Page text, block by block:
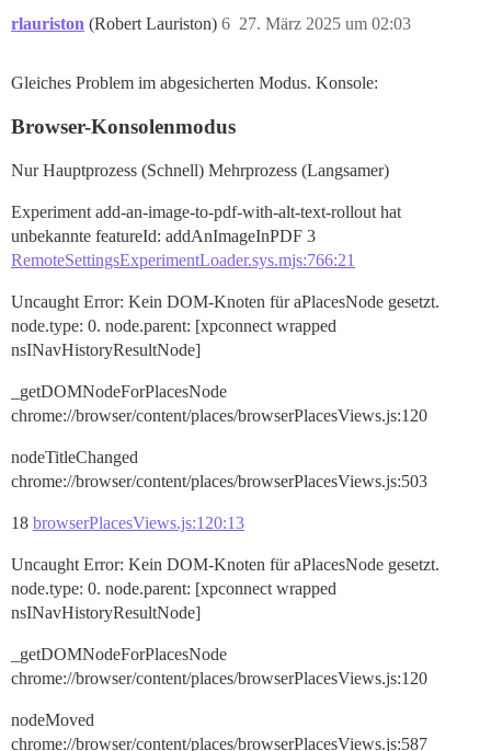
rlauriston (Robert Lauriston) 27. März 2025 um 02:03
6
Gleiches Problem im abgesicherten Modus. Konsole:
Browser-Konsolenmodus
Nur Hauptprozess (Schnell) Mehrprozess (Langsamer)
Experiment add-an-image-to-pdf-with-alt-text-rollout hat
unbekannte featureId: addAnImageInPDF 3
RemoteSettingsExperimentLoader.sys.mjs:766:21
Uncaught Error: Kein DOM-Knoten für aPlacesNode gesetzt.
node.type: 0. node.parent: [xpconnect wrapped
nsINavHistoryResultNode]
_getDOMNodeForPlacesNode
chrome://browser/content/places/browserPlacesViews.js:120
nodeTitleChanged
chrome://browser/content/places/browserPlacesViews.js:503
18 browserPlacesViews.js:120:13
Uncaught Error: Kein DOM-Knoten für aPlacesNode gesetzt.
node.type: 0. node.parent: [xpconnect wrapped
nsINavHistoryResultNode]
_getDOMNodeForPlacesNode
chrome://browser/content/places/browserPlacesViews.js:120
nodeMoved
chrome://browser/content/places/browserPlacesViews.js:587